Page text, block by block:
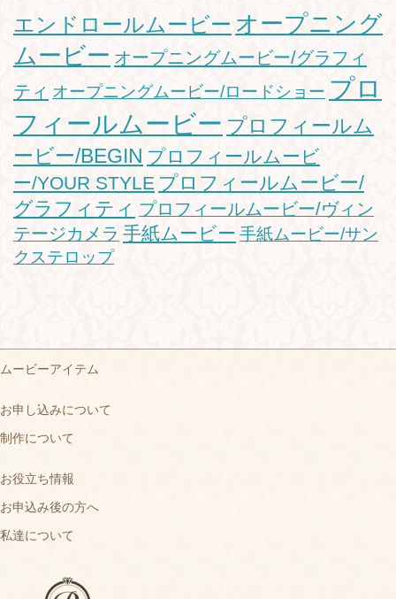
エンドロールムービー オープニング
ムービー オープニングムービー/グラフィ
ティ オープニングムービー/ロードショー プロ
フィールムービー プロフィールム
ービー/BEGIN プロフィールムービ
ー/YOUR STYLE プロフィールムービー/
グラフィティ プロフィールムービー/ヴィン
テージカメラ 手紙ムービー 手紙ムービー/サン
クステロップ
ムービーアイテム
お申し込みについて
制作について
お役立ち情報
お申込み後の方へ
私達について